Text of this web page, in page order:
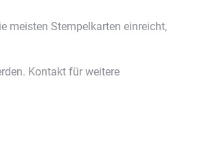
meisten Stempelkarten einreicht,
Kontakt für weitere